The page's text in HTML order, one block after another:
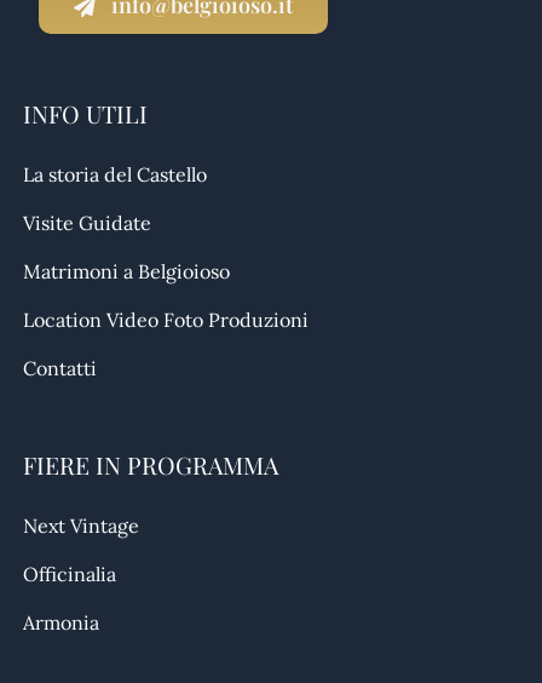
INFO UTILI
La storia del Castello
Visite Guidate
Matrimoni a Belgioioso
Location Video Foto Produzioni
Contatti
FIERE IN PROGRAMMA
Next Vintage
Officinalia
Armonia